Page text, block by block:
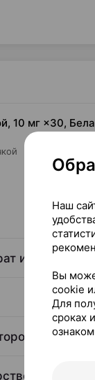
10 мг ×30,
и для чего
Наш
Вы
cookie
Для
сроках